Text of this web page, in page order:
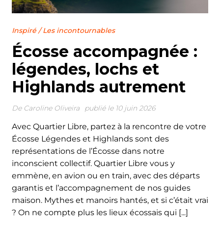
Inspiré /Les incontournables
Écosse accompagnée :
légendes, lochs et
Highlands autrement
De Caroline Oliveira publié le 10 juin 2026
Avec Quartier Libre, partez à la rencontre de votre
Écosse Légendes et Highlands sont des
représentations de l’Écosse dans notre
inconscient collectif. Quartier Libre vous y
emmène, en avion ou en train, avec des départs
garantis et l’accompagnement de nos guides
maison. Mythes et manoirs hantés, et si c’était vrai
? On ne compte plus les lieux écossais qui [...]